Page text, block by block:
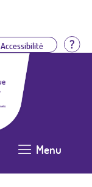
Accessibilité
Menu